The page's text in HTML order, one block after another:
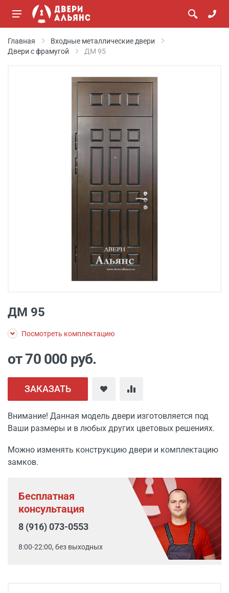
Главная
Входные металлические двери
Двери с фрамугой
ДМ 95
ДМ 95
Посмотреть комплектацию
от 70 000 руб.
ЗАКАЗАТЬ
Внимание! Данная модель двери изготовляется под
Ваши размеры и в любых других цветовых решениях.
Можно изменять конструкцию двери и комплектацию
замков.
Бесплатная
консультация
8 (916) 073-0553
8:00-22:00, без выходных